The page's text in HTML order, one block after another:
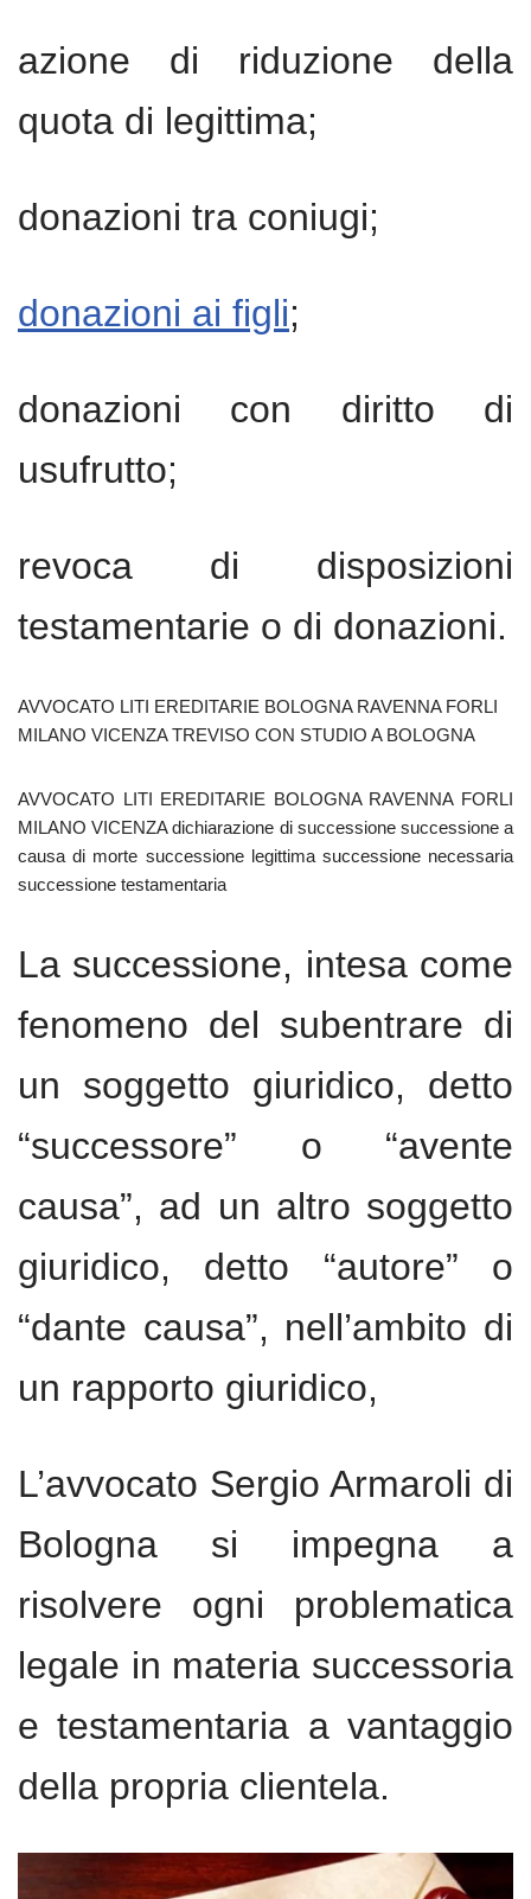
azione di riduzione della
quota di legittima;
donazioni tra coniugi;
donazioni ai figli;
donazioni con diritto di
usufrutto;
revoca di disposizioni
testamentarie o di donazioni.
AVVOCATO LITI EREDITARIE BOLOGNA RAVENNA FORLI
MILANO VICENZA TREVISO CON STUDIO A BOLOGNA
AVVOCATO LITI EREDITARIE BOLOGNA RAVENNA FORLI
MILANO VICENZA dichiarazione di successione successione a
causa di morte successione legittima successione necessaria
successione testamentaria
La successione, intesa come
fenomeno del subentrare di
un soggetto giuridico, detto
“successore” o “avente
causa”, ad un altro soggetto
giuridico, detto “autore” o
“dante causa”, nell’ambito di
un rapporto giuridico,
L’avvocato Sergio Armaroli di
Bologna si impegna a
risolvere ogni problematica
legale in materia successoria
e testamentaria a vantaggio
della propria clientela.